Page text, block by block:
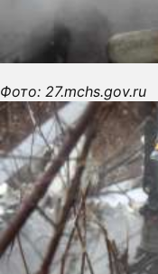
Фото: 27.mchs.gov.ru